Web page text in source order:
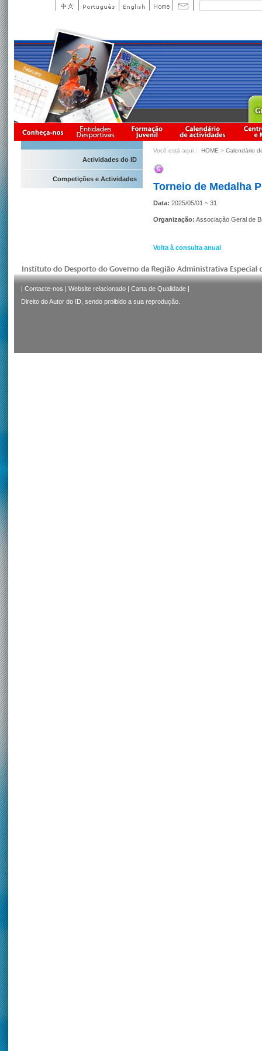
Actividades do ID
Competições e Actividades
Você está aqui： HOME > Calendário
Torneio de Medalha
Data: 2025/05/01 ~ 31
Organização: Associação Geral de
Volta à consulta anual
| Contacte-nos | Website relacionado | Carta de Qualidade |
Direito do Autor do ID, sendo proibido a sua reprodução.